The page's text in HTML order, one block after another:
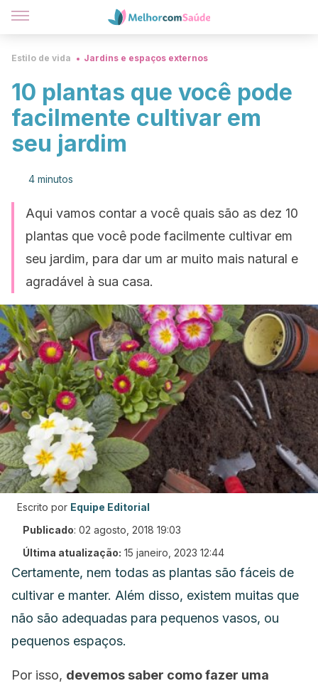
Estilo de vida Jardins e espaços externos
10 plantas que você pode
facilmente cultivar em
seu jardim
4 minutos
Aqui vamos contar a você quais são as dez 10
plantas que você pode facilmente cultivar em
seu jardim, para dar um ar muito mais natural e
agradável à sua casa.
Escrito por Equipe Editorial
Publicado: 02 agosto, 2018 19:03
Última atualização: 15 janeiro, 2023 12:44
Certamente, nem todas as plantas são fáceis de
cultivar e manter. Além disso, existem muitas que
não são adequadas para pequenos vasos, ou
pequenos espaços.
Por isso, devemos saber como fazer uma